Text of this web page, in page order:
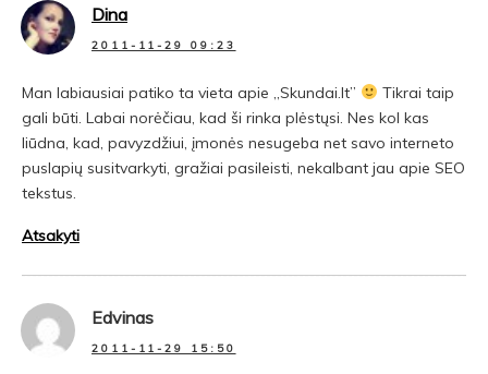
Dina
2011-11-29 09:23
Man labiausiai patiko ta vieta apie „Skundai.lt”
Tikrai taip
gali būti. Labai norėčiau, kad ši rinka plėstųsi. Nes kol kas
liūdna, kad, pavyzdžiui, įmonės nesugeba net savo interneto
puslapių susitvarkyti, gražiai pasileisti, nekalbant jau apie SEO
tekstus.
Atsakyti
Edvinas
2011-11-29 15:50